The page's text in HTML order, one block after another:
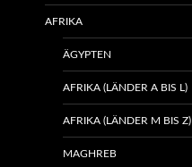
AFRIKA
ÄGYPTEN
AFRIKA (LÄNDER A BIS L)
AFRIKA (LÄNDER M BIS Z)
MAGHREB